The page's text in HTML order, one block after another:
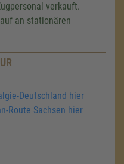
verkauft.
an stationären
Deutschland hier
Route Sachsen hier